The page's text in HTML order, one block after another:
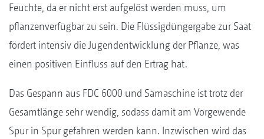
Feuchte, da er nicht erst aufgelöst werden muss, um
pflanzenverfügbar zu sein. Die Flüssigdüngergabe zur Saat
fördert intensiv die Jugendentwicklung der Pflanze, was
einen positiven Einfluss auf den Ertrag hat.
Das Gespann aus FDC 6000 und Sämaschine ist trotz der
Gesamtlänge sehr wendig, sodass damit am Vorgewende
Spur in Spur gefahren werden kann. Inzwischen wird das